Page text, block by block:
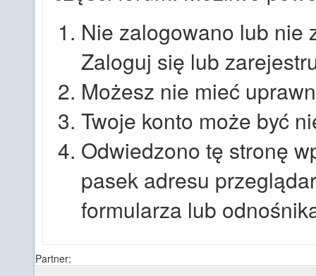
Nie zalogowano lub nie
Zaloguj się lub
Możesz nie mieć
Twoje konto może być
Odwiedzono tę stronę
pasek adresu
formularza lub
Partner: